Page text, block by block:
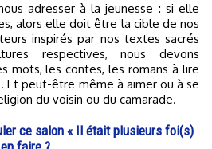
adresser à la jeunesse : si elle
alors elle doit être la cible de nos
inspirés par nos textes sacrés
respectives, nous devons
mots, les contes, les romans à lire
Et peut-être même à aimer ou à se
du voisin ou du camarade.
ce salon « Il était plusieurs foi(s)